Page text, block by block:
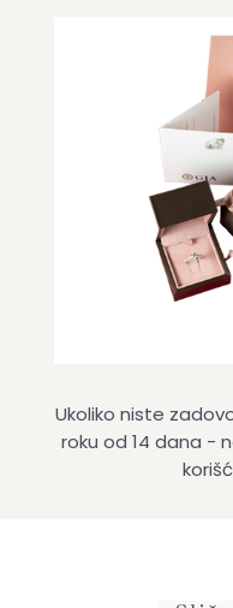
Ukoliko niste
roku od 14 dana -